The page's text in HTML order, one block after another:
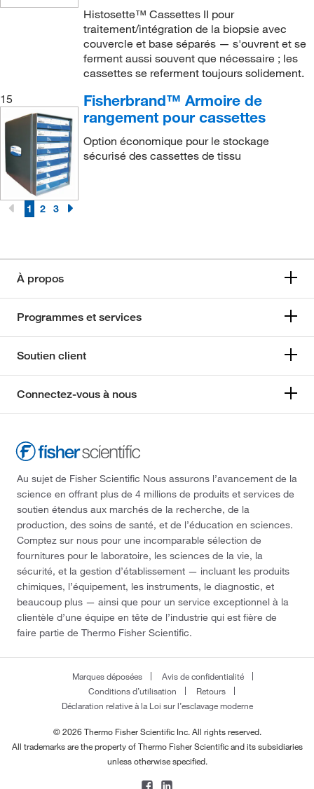
Histosette™ Cassettes II pour
traitement/intégration de la biopsie avec
couvercle et base séparés — s'ouvrent et se
ferment aussi souvent que nécessaire ; les
cassettes se referment toujours solidement.
15
Fisherbrand™ Armoire de
rangement pour cassettes
Option économique pour le stockage
sécurisé des cassettes de tissu
1 2 3
À propos
Programmes et services
Soutien client
Connectez-vous à nous
Au sujet de Fisher Scientific Nous assurons l’avancement de la
science en offrant plus de 4 millions de produits et services de
soutien étendus aux marchés de la recherche, de la
production, des soins de santé, et de l’éducation en sciences.
Comptez sur nous pour une incomparable sélection de
fournitures pour le laboratoire, les sciences de la vie, la
sécurité, et la gestion d’établissement — incluant les produits
chimiques, l’équipement, les instruments, le diagnostic, et
beaucoup plus — ainsi que pour un service exceptionnel à la
clientèle d’une équipe en tête de l’industrie qui est fière de
faire partie de Thermo Fisher Scientific.
Marques déposées
Avis de confidentialité
Conditions d’utilisation
Retours
Déclaration relative à la Loi sur l’esclavage moderne
© 2026 Thermo Fisher Scientific Inc. All rights reserved.
All trademarks are the property of Thermo Fisher Scientific and its subsidiaries
unless otherwise specified.